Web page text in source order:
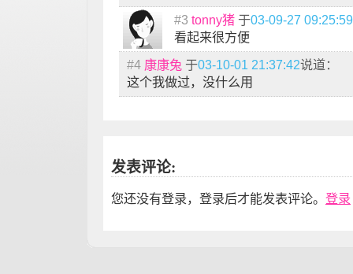
#3 tonny猪 于03-09-27 09:25:59
看起来很方便
#4 康康兔 于03-10-01 21:37:42说道：
这个我做过，没什么用
发表评论:
您还没有登录，登录后才能发表评论。 登录